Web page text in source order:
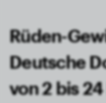
Rüden-
Deutsche
von 2 bis